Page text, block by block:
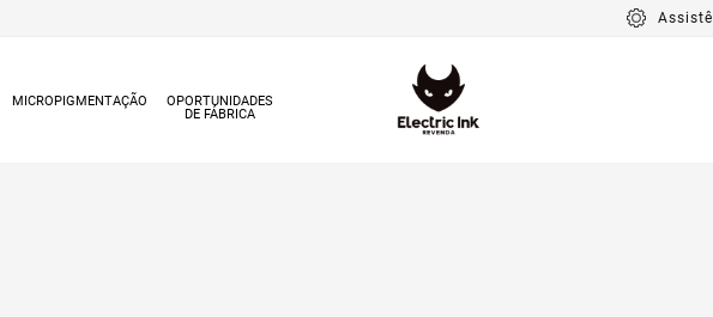
MICROPIGMENTAÇÃO
OPORTUNIDADES
DE FÁBRICA